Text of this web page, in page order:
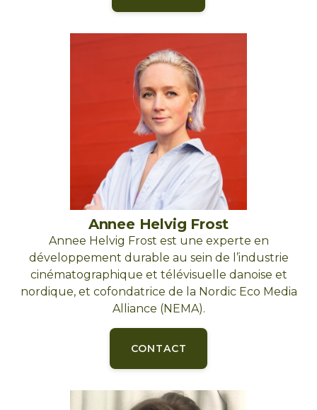
Annee Helvig Frost
Annee Helvig Frost est une experte en
développement durable au sein de l’industrie
cinématographique et télévisuelle danoise et
nordique, et cofondatrice de la Nordic Eco Media
Alliance (NEMA).
CONTACT